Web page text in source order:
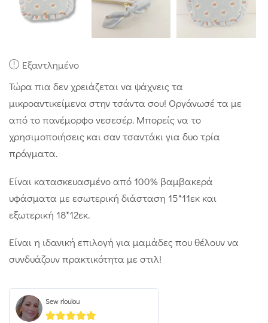
Εξαντλημένο
Τώρα πια δεν χρειάζεται να ψάχνεις τα
μικροαντικείμενα στην τσάντα σου! Οργάνωσέ τα με
από το πανέμορφο νεσεσέρ. Μπορείς να το
χρησιμοποιήσεις και σαν τσαντάκι για δυο τρία
πράγματα.
Είναι κατασκευασμένο από 100% βαμβακερά
υφάσματα με εσωτερική διάσταση 15*11εκ και
εξωτερική 18*12εκ.
Είναι η ιδανική επιλογή για μαμάδες που θέλουν να
συνδυάζουν πρακτικότητα με στιλ!
Sew rloulou